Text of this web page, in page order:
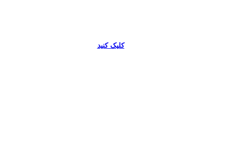
کلیک کنید